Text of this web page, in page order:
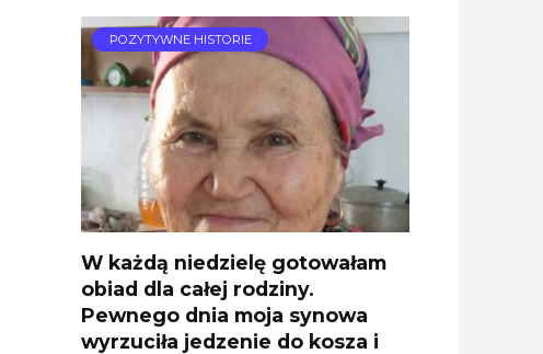
POZYTYWNE HISTORIE
W każdą niedzielę gotowałam
obiad dla całej rodziny.
Pewnego dnia moja synowa
wyrzuciła jedzenie do kosza i